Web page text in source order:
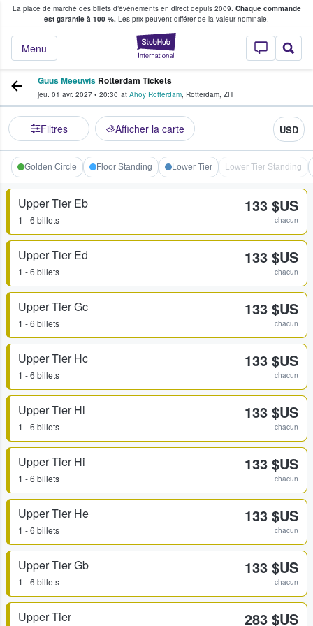
La place de marché des billets d’événements en direct depuis 2009. Chaque commande
est garantie à 100 %. Les prix peuvent différer de la valeur nominale.
StubHub - Où
Menu
fans achètent et vendent des billets
Guus Meeuwis Rotterdam Tickets
jeu. 01 avr. 2027 • 20:30 at Ahoy Rotterdam, Rotterdam, ZH
Filtres Afficher la carte USD
Golden Circle Floor Standing Lower Tier Lower Tier Standing
Upper Tier Eb
1 - 6 billets
133 $US
chacun
Upper Tier Ed
1 - 6 billets
133 $US
chacun
Upper Tier Gc
1 - 6 billets
133 $US
chacun
Upper Tier Hc
1 - 6 billets
133 $US
chacun
Upper Tier Hl
1 - 6 billets
133 $US
chacun
Upper Tier Hi
1 - 6 billets
133 $US
chacun
Upper Tier He
1 - 6 billets
133 $US
chacun
Upper Tier Gb
1 - 6 billets
133 $US
chacun
Upper Tier 283 $US